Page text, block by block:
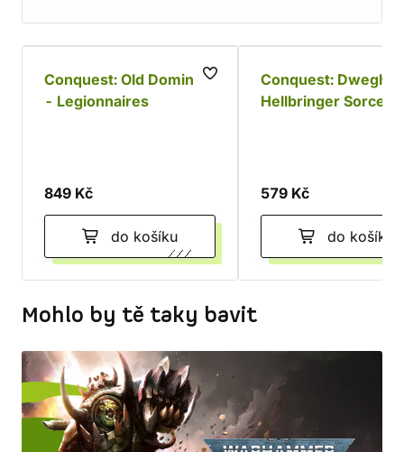
Conquest: Old Dominion
- Legionnaires
849 Kč
do košíku
Conquest:
Hellbringer
579 Kč
do košíku
Mohlo by tě taky bavit